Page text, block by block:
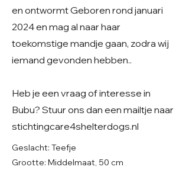
en ontwormt Geboren rond januari
2024 en mag al naar haar
toekomstige mandje gaan, zodra wij
iemand gevonden hebben..
Heb je een vraag of interesse in
Bubu? Stuur ons dan een mailtje naar
stichtingcare4shelterdogs.nl
Geslacht: Teefje
Grootte: Middelmaat, 50 cm